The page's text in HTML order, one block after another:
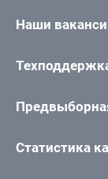
Наши
Статистика